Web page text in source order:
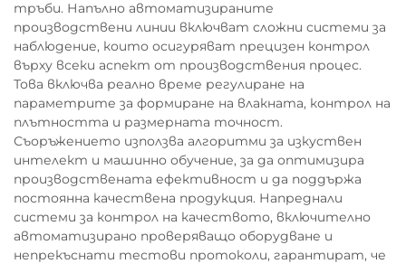
тръби. Напълно автоматизираните
производствени линии включват сложни системи за
наблюдение, които осигуряват прецизен контрол
върху всеки аспект от производствения процес.
Това включва реално време регулиране на
параметрите за формиране на влакната, контрол на
плътността и размерната точност.
Съоръжението използва алгоритми за изкуствен
интелект и машинно обучение, за да оптимизира
производствената ефективност и да поддържа
постоянна качествена продукция. Напреднали
системи за контрол на качеството, включително
автоматизирано проверяващо оборудване и
непрекъснати тестови протоколи, гарантират, че